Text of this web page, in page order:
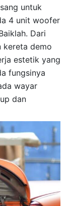
untuk
4 unit woofer
Dari
kereta demo
estetik yang
fungsinya
wayar
dan